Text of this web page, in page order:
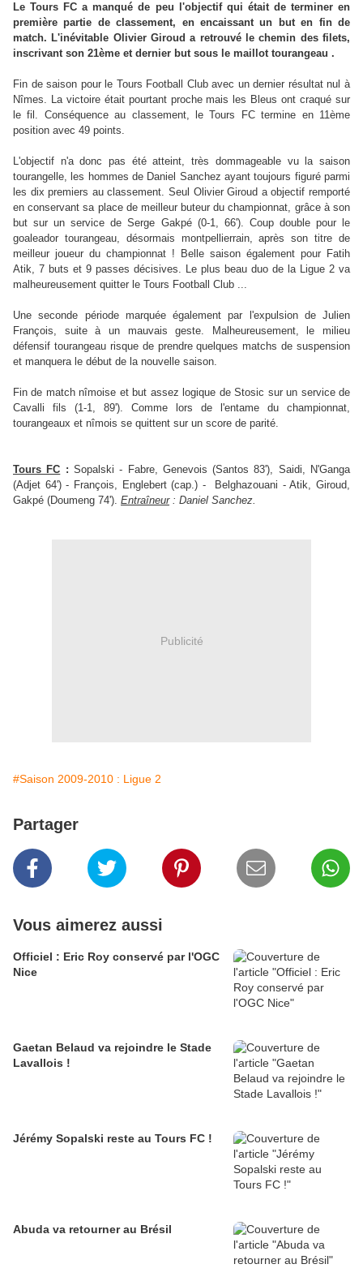
Le Tours FC a manqué de peu l'objectif qui était de terminer en
première partie de classement, en encaissant un but en fin de
match. L'inévitable Olivier Giroud a retrouvé le chemin des filets,
inscrivant son 21ème et dernier but sous le maillot tourangeau .
Fin de saison pour le Tours Football Club avec un dernier résultat nul à
Nîmes. La victoire était pourtant proche mais les Bleus ont craqué sur
le fil. Conséquence au classement, le Tours FC termine en 11ème
position avec 49 points.
L'objectif n'a donc pas été atteint, très dommageable vu la saison
tourangelle, les hommes de Daniel Sanchez ayant toujours figuré parmi
les dix premiers au classement. Seul Olivier Giroud a objectif remporté
en conservant sa place de meilleur buteur du championnat, grâce à son
but sur un service de Serge Gakpé (0-1, 66'). Coup double pour le
goaleador tourangeau, désormais montpellierrain, après son titre de
meilleur joueur du championnat ! Belle saison également pour Fatih
Atik, 7 buts et 9 passes décisives. Le plus beau duo de la Ligue 2 va
malheureusement quitter le Tours Football Club ...
Une seconde période marquée également par l'expulsion de Julien
François, suite à un mauvais geste. Malheureusement, le milieu
défensif tourangeau risque de prendre quelques matchs de suspension
et manquera le début de la nouvelle saison.
Fin de match nîmoise et but assez logique de Stosic sur un service de
Cavalli fils (1-1, 89'). Comme lors de l'entame du championnat,
tourangeaux et nîmois se quittent sur un score de parité.
Tours FC : Sopalski - Fabre, Genevois (Santos 83'), Saidi, N'Ganga
(Adjet 64') - François, Englebert (cap.) - Belghazouani - Atik, Giroud,
Gakpé (Doumeng 74'). Entraîneur: Daniel Sanchez.
Publicité
#Saison 2009-2010 : Ligue 2
Partager
Vous aimerez aussi
Officiel : Eric Roy conservé par l'OGC
Nice
Gaetan Belaud va rejoindre le Stade
Lavallois !
Jérémy Sopalski reste au Tours FC !
Abuda va retourner au Brésil